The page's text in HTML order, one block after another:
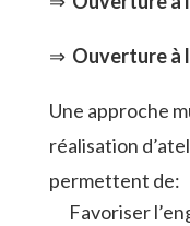
⇒Ouverture à
Une approche
réalisation
permettent de:
Favoriser